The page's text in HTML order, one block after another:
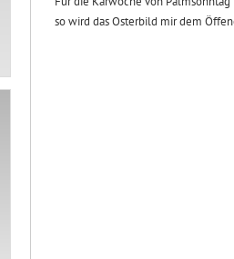
so wird das Osterbild mir dem